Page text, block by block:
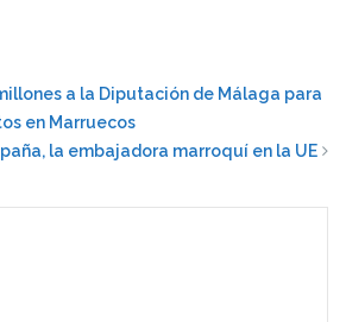
a la Diputación de Málaga para
en Marruecos
la embajadora marroquí en la UE